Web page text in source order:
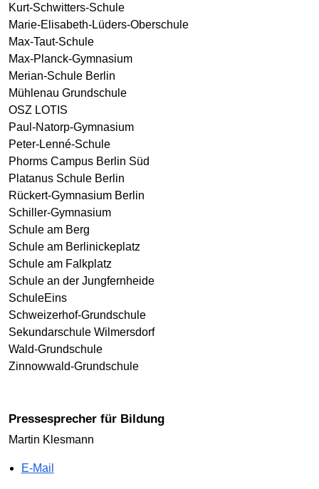
Kurt-Schwitters-Schule
Marie-Elisabeth-Lüders-Oberschule
Max-Taut-Schule
Max-Planck-Gymnasium
Merian-Schule Berlin
Mühlenau Grundschule
OSZ LOTIS
Paul-Natorp-Gymnasium
Peter-Lenné-Schule
Phorms Campus Berlin Süd
Platanus Schule Berlin
Rückert-Gymnasium Berlin
Schiller-Gymnasium
Schule am Berg
Schule am Berlinickeplatz
Schule am Falkplatz
Schule an der Jungfernheide
SchuleEins
Schweizerhof-Grundschule
Sekundarschule Wilmersdorf
Wald-Grundschule
Zinnowwald-Grundschule
Pressesprecher für Bildung
Martin Klesmann
E-Mail